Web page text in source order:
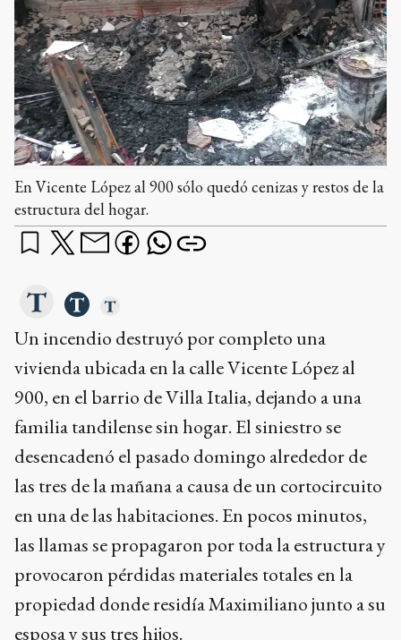
En Vicente López al 900 sólo quedó cenizas y restos de la
estructura del hogar.
Un incendio destruyó por completo una
vivienda ubicada en la calle Vicente López al
900, en el barrio de Villa Italia, dejando a una
familia tandilense sin hogar. El siniestro se
desencadenó el pasado domingo alrededor de
las tres de la mañana a causa de un cortocircuito
en una de las habitaciones. En pocos minutos,
las llamas se propagaron por toda la estructura y
provocaron pérdidas materiales totales en la
propiedad donde residía Maximiliano junto a su
esposa y sus tres hijos.